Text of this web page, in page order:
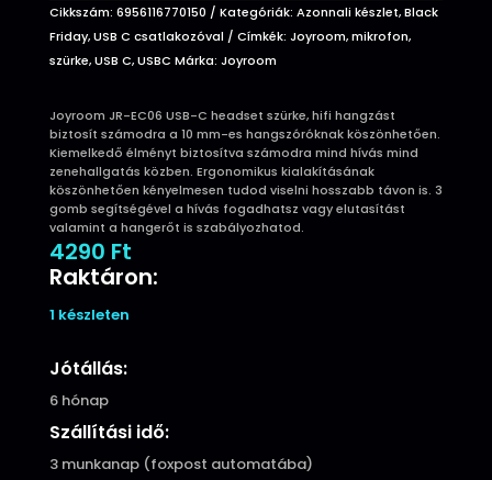
Cikkszám: 6956116770150 Kategóriák: Azonnali készlet,Black
Friday,USB C csatlakozóval Címkék: Joyroom,mikrofon,
szürke,USB C,USBC Márka: Joyroom
Joyroom JR-EC06 USB-C headset szürke, hifi hangzást
biztosít számodra a 10 mm-es hangszóróknak köszönhetően.
Kiemelkedő élményt biztosítva számodra mind hívás mind
zenehallgatás közben. Ergonomikus kialakításának
köszönhetően kényelmesen tudod viselni hosszabb távon is. 3
gomb segítségével a hívás fogadhatsz vagy elutasítást
valamint a hangerőt is szabályozhatod.
4290 Ft
Raktáron:
1 készleten
Jótállás:
6 hónap
Szállítási idő:
3 munkanap (foxpost automatába)